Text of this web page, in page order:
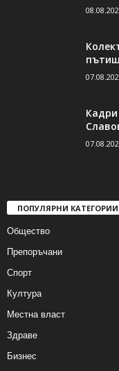
ПОПУЛЯРНИ КАТЕГОРИИ
Общество
Препоръчани
Спорт
Култура
Местна власт
Здраве
Бизнес